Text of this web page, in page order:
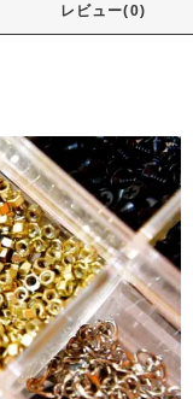
レビュー(0)